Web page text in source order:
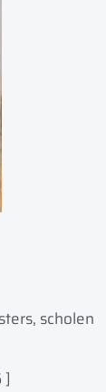
scholen
]